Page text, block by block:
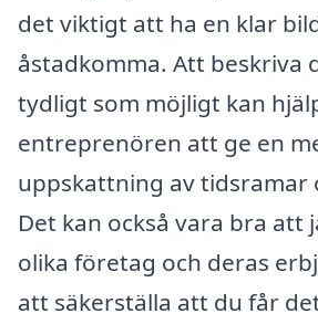
det viktigt att ha en klar
åstadkomma. Att beskriva
tydligt som möjligt kan
entreprenören att ge en
uppskattning av tidsramar
Det kan också vara bra att
olika företag och deras
att säkerställa att du får